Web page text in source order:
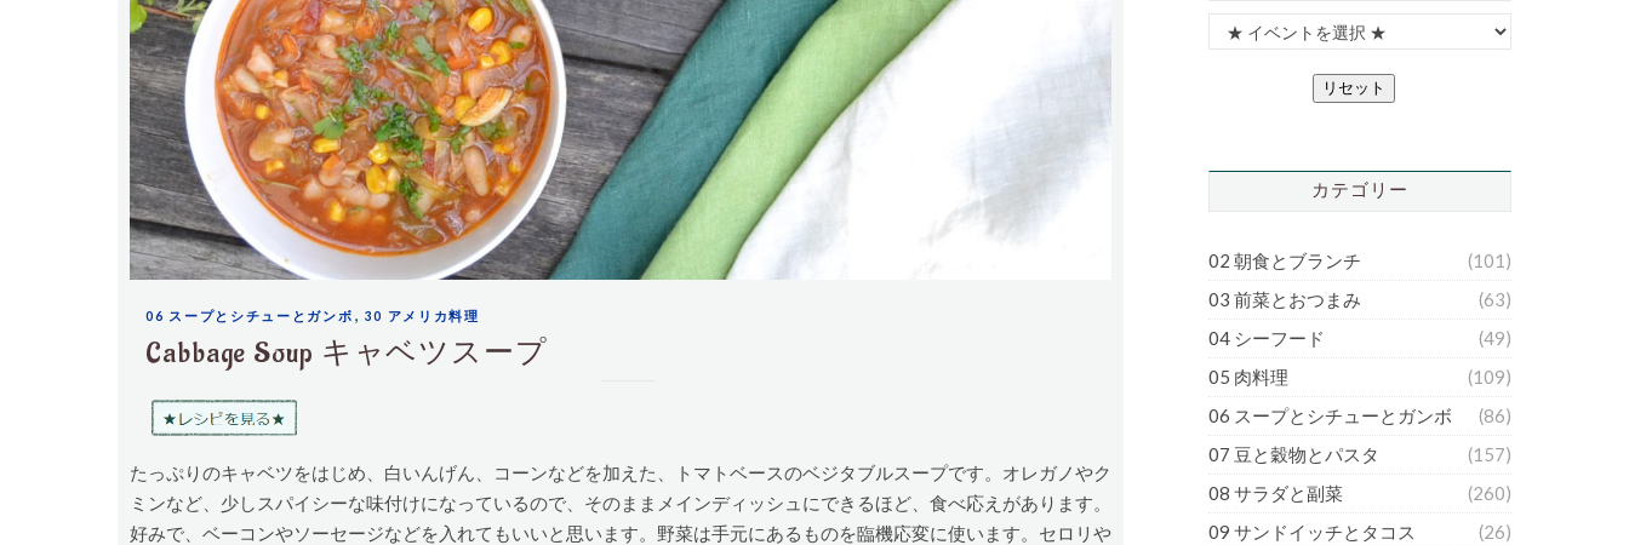
06 スープとシチューとガンボ , 30 アメリカ料理
Cabbage Soup キャベツスープ
たっぷりのキャベツをはじめ、白いんげん、コーンなどを加えた、トマトベースのベジタブルスープです。オレガノやク
ミンなど、少しスパイシーな味付けになっているので、そのままメインディッシュにできるほど、食べ応えがあります。
好みで、ベーコンやソーセージなどを入れてもいいと思います。野菜は手元にあるものを臨機応変に使います。セロリや
リセット
カテゴリー
02 朝食とブランチ
(101)
03 前菜とおつまみ
(63)
04 シーフード
(49)
05 肉料理
(109)
06 スープとシチューとガンボ
(86)
07 豆と穀物とパスタ
(157)
08 サラダと副菜
(260)
09 サンドイッチとタコス
(26)